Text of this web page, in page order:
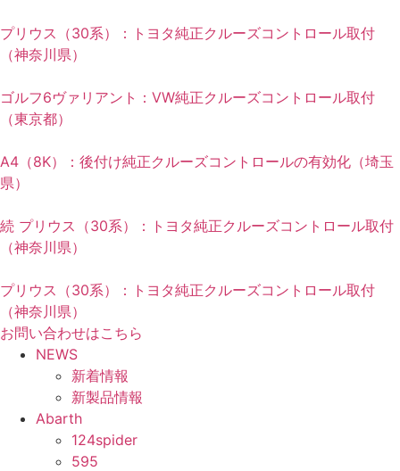
プリウス（30系）：トヨタ純正クルーズコントロール取付
（神奈川県）
ゴルフ6ヴァリアント：VW純正クルーズコントロール取付
（東京都）
A4（8K）：後付け純正クルーズコントロールの有効化（埼玉
県）
続 プリウス（30系）：トヨタ純正クルーズコントロール取付
（神奈川県）
プリウス（30系）：トヨタ純正クルーズコントロール取付
（神奈川県）
お問い合わせはこちら
NEWS
新着情報
新製品情報
Abarth
124spider
595